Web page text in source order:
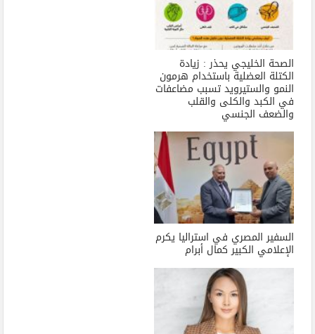
الصحة الخليجي يحذر : زيادة
الكتلة العضلية باستخدام هرمون
النمو والستيرويد تسبب مضاعفات
في الكبد والكلى والقلب
والضعف الجنسي
السفير المصري في استراليا يكرم
الإعلامي الكبير كمال أبرام